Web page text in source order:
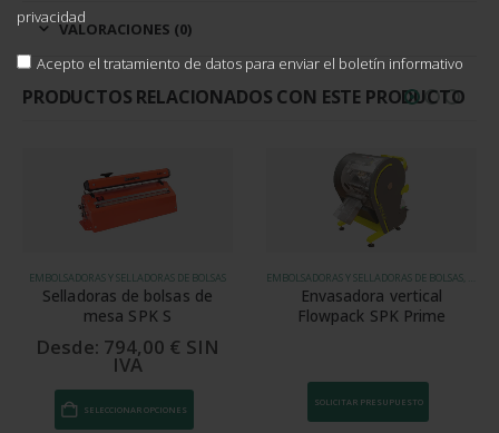
privacidad
Acepto el tratamiento de datos para enviar el boletín informativo
VALORACIONES (0)
PRODUCTOS RELACIONADOS CON ESTE PRODUCTO
EMBOLSADORAS Y SELLADORAS DE BOLSAS, ENVASADORAS FLOWPACK
Envasadora vertical
Flowpack SPK Prime
SOLICITAR PRESUPUESTO
Envasadora vertical
Flowpack SPK Micro
SOLICITAR PRESUPUESTO